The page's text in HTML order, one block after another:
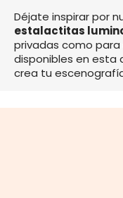
Déjate inspirar por
estalactitas
privadas como
disponibles en esta
crea tu